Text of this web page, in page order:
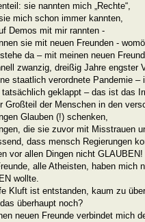
sie nannten mich „Rechte“,
mich schon immer kannten,
Demos mit mir rannten -
sie mit neuen Freunden -
da – mit meinen neuen
zwanzig, dreißig Jahre engster
staatlich verordnete Pandemie –
tatsächlich geklappt – das ist das
Großteil der Menschen in den
Glauben (!) schenken,
die sie zuvor mit Misstrauen
dass mensch Regierungen
vor allen Dingen nicht GLAUBEN!
alle Atheisten, haben mich
wollte.
Kluft ist entstanden, kaum zu
überhaupt noch?
neuen Freunde verbindet mich